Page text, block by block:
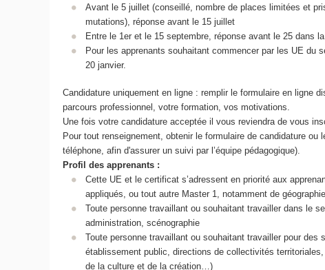
Avant le 5 juillet (conseillé, nombre de places limitées et
mutations), réponse avant le 15 juillet
Entre le 1er et le 15 septembre, réponse avant le 25 dans
Pour les apprenants souhaitant commencer par les UE du
20 janvier.
Candidature uniquement en ligne : remplir le formulaire en ligne
parcours professionnel, votre formation, vos motivations.
Une fois votre candidature acceptée il vous reviendra de vous
Pour tout renseignement, obtenir le formulaire de candidature
téléphone, afin d'assurer un suivi par l’équipe pédagogique).
Profil des apprenants :
Cette UE et le certificat s’adressent en priorité aux
appliqués, ou tout autre Master 1, notamment de
Toute personne travaillant ou souhaitant travailler dans le
administration, scénographie
Toute personne travaillant ou souhaitant travailler pour
établissement public, directions de collectivités
de la culture et de la création…)